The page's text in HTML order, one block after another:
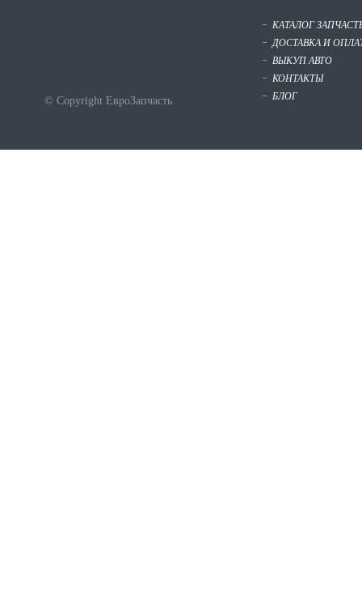
© Copyright ЕвроЗапчасть
КАТАЛОГ
ДОСТАВКА И
ВЫКУП АВТО
КОНТАКТЫ
БЛОГ